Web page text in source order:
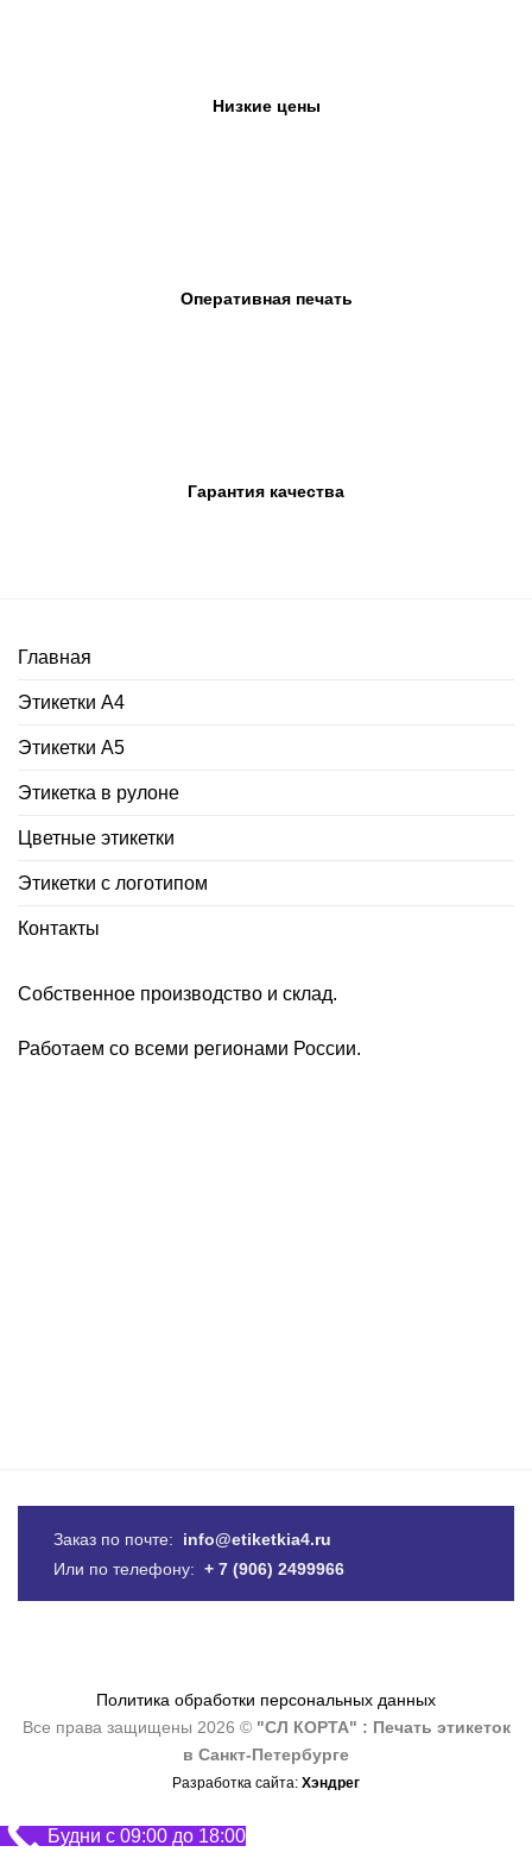
Низкие цены
Оперативная печать
Гарантия качества
Главная
Этикетки А4
Этикетки А5
Этикетка в рулоне
Цветные этикетки
Этикетки с логотипом
Контакты
Собственное производство и склад.
Работаем со всеми регионами России.
Заказ по почте: info@etiketkia4.ru
Или по телефону: + 7 (906) 2499966
Политика обработки персональных данных
Все права защищены 2026 © "СЛ КОРТА" : Печать этикеток
в Санкт-Петербурге
Разработка сайта: Хэндрег
Будни с 09:00 до 18:00